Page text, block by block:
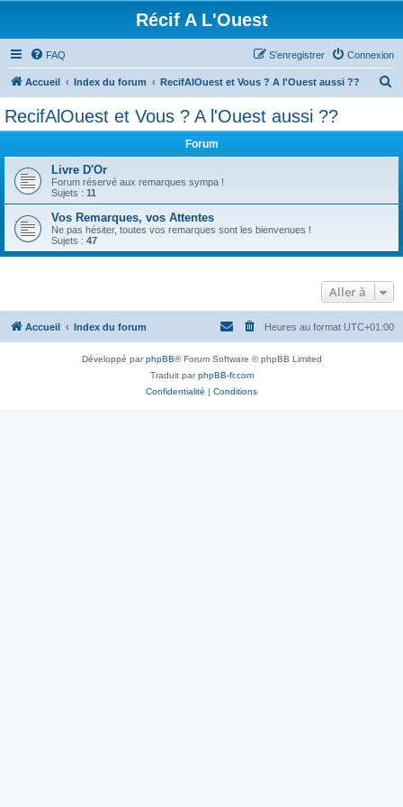
Récif A L'Ouest
FAQ Connexion
S’enregistrer
Accueil Index du forum RecifAlOuest et Vous ? A l'Ouest aussi ??
e
RecifAlOuest et Vous ? A l'Ouest aussi ??
Forum
Livre D'Or
Forum réservé aux remarques sympa !
Sujets : 11
Vos Remarques, vos Attentes
Ne pas hésiter, toutes vos remarques sont les bienvenues !
Sujets : 47
Aller à
Accueil Index du forum Heures au format UTC+01:00
Développé parphpBB® Forum Software © phpBB Limited
Traduit parphpBB-fr.com
Confidentialité | Conditions